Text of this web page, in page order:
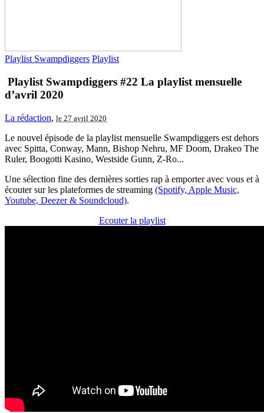
Playlist Swampdiggers Playlist
Playlist Swampdiggers #22 La playlist mensuelle
d’avril 2020
La rédaction, le 27 avril 2020
Le nouvel épisode de la playlist mensuelle Swampdiggers est dehors
avec Spitta, Conway, Mann, Bishop Nehru, MF Doom, Drakeo The
Ruler, Boogotti Kasino, Westside Gunn, Z-Ro...
Une sélection fine des dernières sorties rap à emporter avec vous et à
écouter sur les plateformes de streaming (Spotify, Apple Music,
Youtube, Deezer & Soundcloud).
Ecouter la playlist